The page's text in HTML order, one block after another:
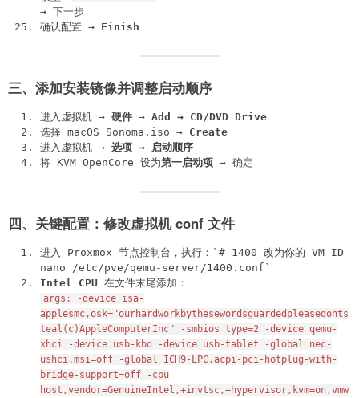
→ 下一步
确认配置 → Finish
三、添加安装镜像并调整启动顺序
进入虚拟机 → 硬件 → Add → CD/DVD Drive
选择 macOS Sonoma.iso → Create
进入虚拟机 → 选项 → 启动顺序
将 KVM OpenCore 设为第一启动项 → 确定
四、关键配置：修改虚拟机 conf 文件
进入 Proxmox 节点控制台，执行：`# 1400 改为你的 VM ID
nano /etc/pve/qemu-server/1400.conf`
Intel CPU 在文件末尾添加：
args: -device isa-
applesmc,osk="ourhardworkbythesewordsguardedpleasedonts
teal(c)AppleComputerInc" -smbios type=2 -device qemu-
xhci -device usb-kbd -device usb-tablet -global nec-
ushci.msi=off -global ICH9-LPC.acpi-pci-hotplug-with-
bridge-support=off -cpu
host,vendor=GenuineIntel,+invtsc,+hypervisor,kvm=on,vmw